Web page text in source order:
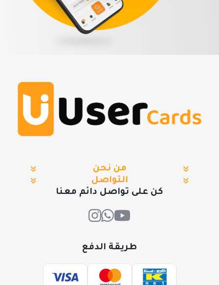
من نحن
التواصل
كن على تواصل دائم معنا
طريقة الدفع